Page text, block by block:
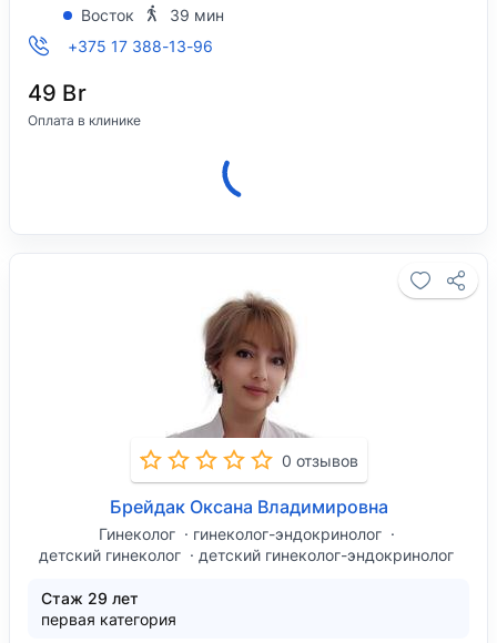
Восток
39 мин
+375 17 388-13-96
49 Br
Оплата в клинике
Клиника закрыта, откроется 08 августа в
0 отзывов
Брейдак Оксана Владимировна
Гинеколог
гинеколог-эндокринолог
детский гинеколог
детский гинеколог-эндокринолог
Стаж 29 лет
первая категория